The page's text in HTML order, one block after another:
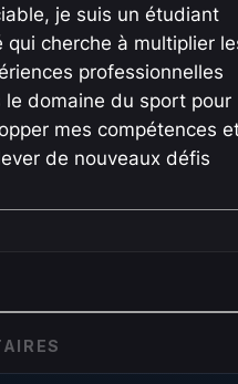
je suis un étudiant
qui cherche à multiplier
professionnelles
le domaine du sport pour
mes compétences
de nouveaux défis